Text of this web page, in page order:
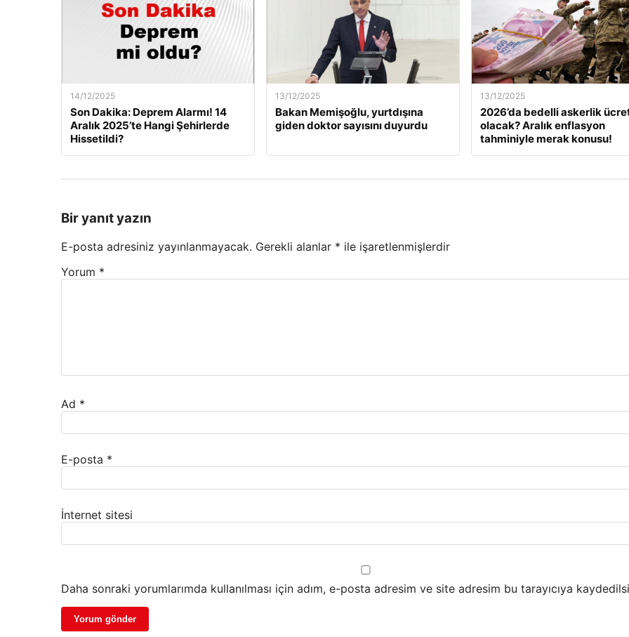
14/12/2025
Son Dakika: Deprem Alarmı! 14
Aralık 2025’te Hangi Şehirlerde
Hissetildi?
13/12/2025
Bakan Memişoğlu, yurtdışına
giden doktor sayısını duyurdu
13/12/2025
2026’da bedelli askerlik
olacak? Aralık enflasyon
tahminiyle merak konusu!
Bir yanıt yazın
E-posta adresiniz yayınlanmayacak. Gerekli alanlar * ile işaretlenmişlerdir
Yorum *
Ad *
E-posta *
İnternet sitesi
Daha sonraki yorumlarımda kullanılması için adım, e-posta adresim ve site adresim bu tarayıcıya